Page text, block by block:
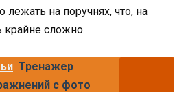
на поручнях, что, на
крайне сложно.
Тренажер
с фото